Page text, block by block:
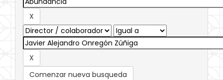
Comenzar nueva busqueda